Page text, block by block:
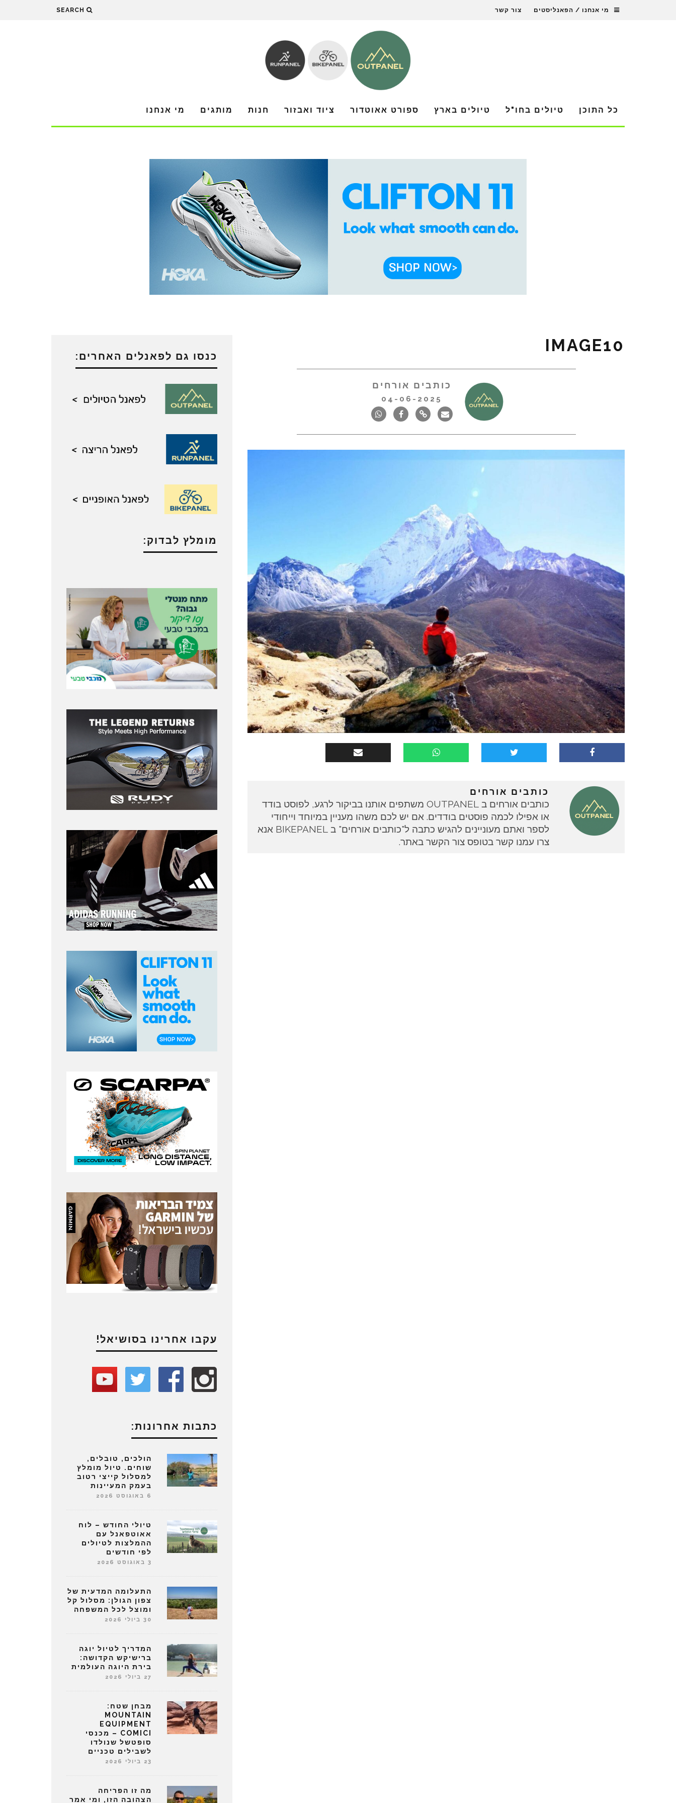
מי אנחנו / הפאנליסטים צור קשר SEARCH
כל התוכן טיולים בחו"ל טיולים בארץ ספורט אאוטדור ציוד ואבזור חנות מותגים מי אנחנו
IMAGE10
כותבים אורחים
04-06-2025
כותבים אורחים
כותבים אורחים ב OUTPANEL משתפים אותנו בביקור לרגע, לפוסט בודד
או אפילו לכמה פוסטים בודדים. אם יש לכם משהו מעניין במיוחד וייחודי
לספר ואתם מעוניינים להגיש כתבה ל"כותבים אורחים" ב BIKEPANEL אנא
צרו עמנו קשר בטופס צור הקשר באתר.
כנסו גם לפאנלים האחרים:
מומלץ לבדוק:
עקבו אחרינו בסושיאל!
כתבות אחרונות:
הולכים, טובלים,
שוחים. טיול מומלץ
למסלול קייצי רטוב
בעמק המעיינות
6 באוגוסט 2026
טיולי החודש – לוח
אאוטפאנל עם
ההמלצות לטיולים
לפי חודשים
3 באוגוסט 2026
התעלומה המדעית של
צפון הגולן: מסלול קל
ומוצל לכל המשפחה
30 ביולי 2026
המדריך לטיול יוגה
ברישיקש הקדושה:
בירת היוגה העולמית
27 ביולי 2026
מבחן שטח:
MOUNTAIN
EQUIPMENT
COMICI – מכנסי
סופטשל שנולדו
לשבילים טכניים
23 ביולי 2026
מה זו הפריחה
הצהובה הזו, ומי אמר